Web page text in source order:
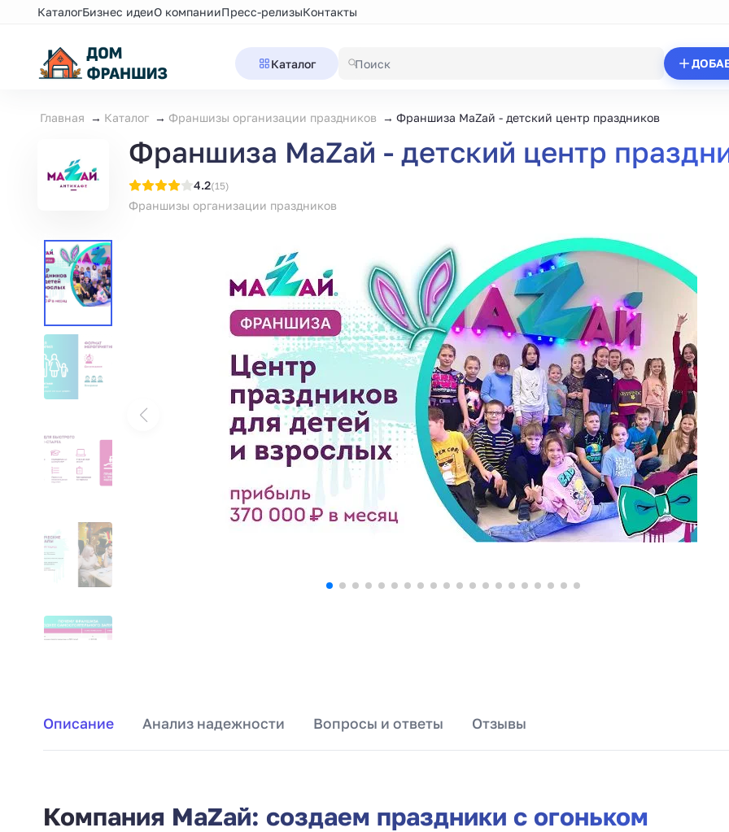
КаталогБизнес идеиО компанииПресс-релизыКонтакты
Каталог
Главная Каталог Франшизы организации праздников Франшиза МаZaй - детский центр праздников
Франшиза МаZaй - детский центр
4.2(15)
Франшизы организации праздников
Описание Анализ надежности Вопросы и ответы Отзывы
Компания МаZaй: создаем праздники с огоньком